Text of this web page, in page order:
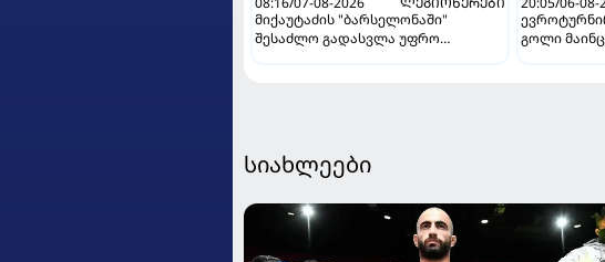
მიქაუტაძის "ბარსელონაში"
შესაძლო გადასვლა უფრო
გოლი
სიახლეები